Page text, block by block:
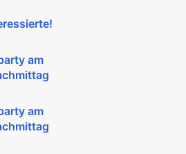
am
am